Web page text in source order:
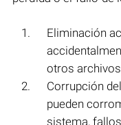
Eliminación
otros
Corrupción
pueden
sistema,